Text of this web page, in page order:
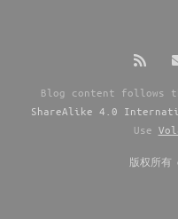
Blog content follows
ShareAlike 4.0
Use
版权所有